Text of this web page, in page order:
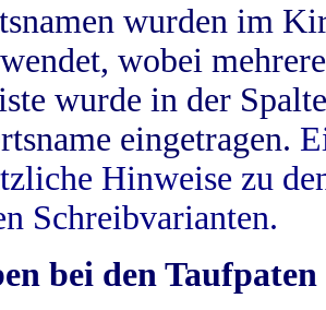
wurden im
wobei
wurde in der
eingetragen.
Hinweise zu
Schreibvarianten.
bei den Taufpaten